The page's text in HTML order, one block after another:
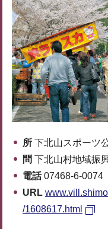
所 下北山スポーツ
問 下北山村地域振
電話07468-6-0074
URL
/1608617.html